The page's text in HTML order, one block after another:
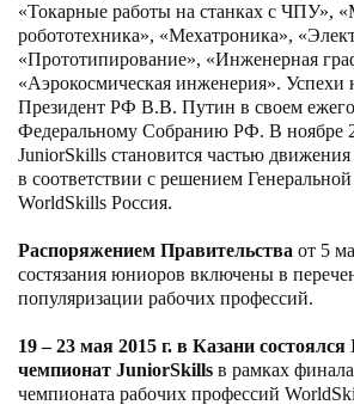
«Токарные работы на станках с ЧПУ»,
робототехника», «Мехатроника»,
«Прототипирование», «Инженерная
«Аэрокосмическая инженерия».
Президент РФ В.В. Путин в своем
Федеральному Собранию РФ. В ноябре
JuniorSkills становится частью
в соответствии с решением
WorldSkills Россия.
Распоряжением Правительства от 5
состязания юниоров включены в
популяризации рабочих профессий.
19 – 23 мая 2015 г. в Казани
чемпионат JuniorSkills в рамках
чемпионата рабочих профессий